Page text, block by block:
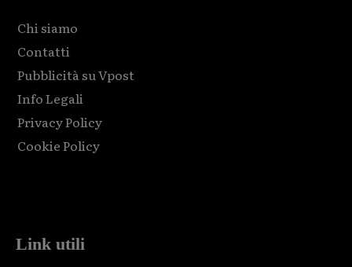
Chi siamo
Contatti
Pubblicità su Vpost
Info Legali
Privacy Policy
Cookie Policy
Link utili